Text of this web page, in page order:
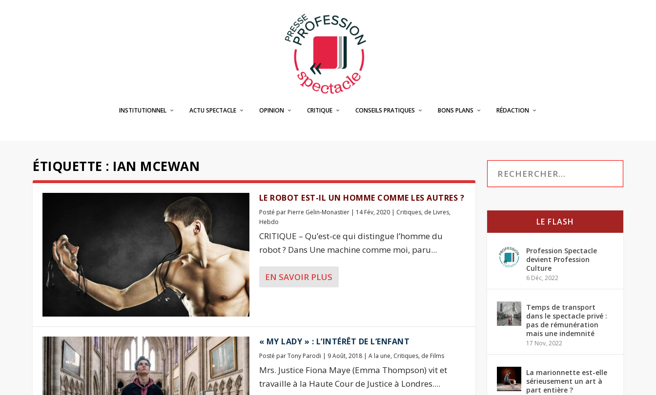
INSTITUTIONNEL ACTU SPECTACLE OPINION CRITIQUE CONSEILS PRATIQUES BONS PLANS RÉDACTION
ÉTIQUETTE : IAN MCEWAN
LE ROBOT EST-IL UN HOMME COMME LES AUTRES ?
Posté par Pierre Gelin-Monastier| 14 Fév, 2020| Critiques, de Livres,
Hebdo
CRITIQUE – Qu’est-ce qui distingue l’homme du
robot ? Dans Une machine comme moi, paru...
EN SAVOIR PLUS
« MY LADY » : L’INTÉRÊT DE L’ENFANT
Posté parTony Parodi | 9 Août, 2018| A la une, Critiques, de Films
Mrs. Justice Fiona Maye (Emma Thompson) vit et
travaille à la Haute Cour de Justice à Londres....
LE FLASH
Profession Spectacle
devient Profession
Culture
6 Déc, 2022
Temps de transport
dans le spectacle privé :
pas de rémunération
mais une indemnité
17 Nov, 2022
La marionnette est-elle
sérieusement un art à
part entière ?